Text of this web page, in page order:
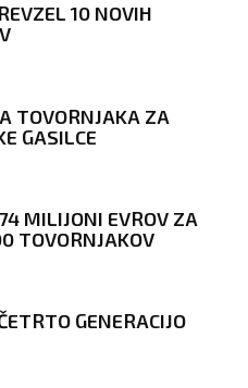
10 NOVIH
TOVORNJAKA ZA
GASILCE
MILIJONI EVROV ZA
TOVORNJAKOV
GENERACIJO